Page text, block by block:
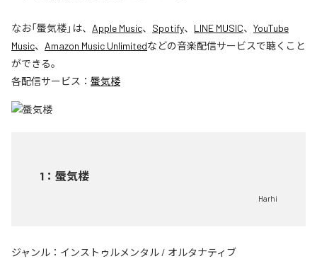
なお「蜃気楼」は、 Apple Music、 Spotify、 LINE MUSIC、 YouTube
Music、 Amazon Music Unlimitedなどの音楽配信サービスで聴くこと
ができる。
各配信サービス： 蜃気楼
1 ： 蜃気楼
Harhi
ジャンル： インストゥルメンタル / オルタナティブ